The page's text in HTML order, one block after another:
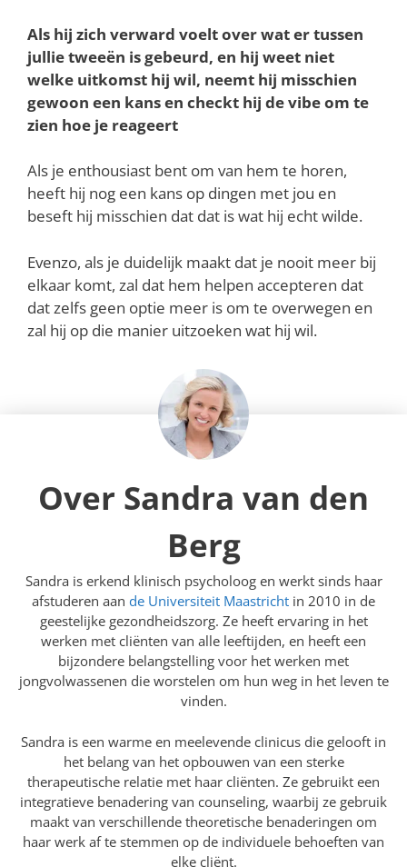
Als hij zich verward voelt over wat er tussen
jullie tweeën is gebeurd, en hij weet niet
welke uitkomst hij wil, neemt hij misschien
gewoon een kans en checkt hij de vibe om te
zien hoe je reageert
Als je enthousiast bent om van hem te horen,
heeft hij nog een kans op dingen met jou en
beseft hij misschien dat dat is wat hij echt wilde.
Evenzo, als je duidelijk maakt dat je nooit meer bij
elkaar komt, zal dat hem helpen accepteren dat
dat zelfs geen optie meer is om te overwegen en
zal hij op die manier uitzoeken wat hij wil.
Over Sandra van den
Berg
Sandra is erkend klinisch psycholoog en werkt sinds haar
afstuderen aan de Universiteit Maastricht in 2010 in de
geestelijke gezondheidszorg. Ze heeft ervaring in het
werken met cliënten van alle leeftijden, en heeft een
bijzondere belangstelling voor het werken met
jongvolwassenen die worstelen om hun weg in het leven te
vinden.
Sandra is een warme en meelevende clinicus die gelooft in
het belang van het opbouwen van een sterke
therapeutische relatie met haar cliënten. Ze gebruikt een
integratieve benadering van counseling, waarbij ze gebruik
maakt van verschillende theoretische benaderingen om
haar werk af te stemmen op de individuele behoeften van
elke cliënt.